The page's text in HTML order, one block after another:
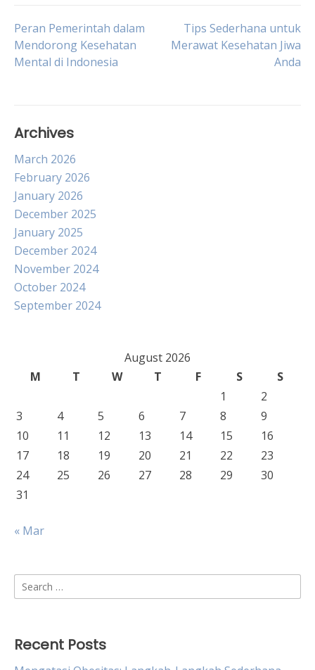
Post
navigation
Peran Pemerintah dalam
Mendorong Kesehatan
Mental di Indonesia
Tips Sederhana untuk
Merawat Kesehatan Jiwa
Anda
Archives
March 2026
February 2026
January 2026
December 2025
January 2025
December 2024
November 2024
October 2024
September 2024
August 2026
M
T W T F S
S
1
2
3
4 5 6 7 8
9
10
11 12 13 14 15
16
17
18 19 20 21 22
23
24
25 26 27 28 29
30
31
« Mar
Search
for:
Recent Posts